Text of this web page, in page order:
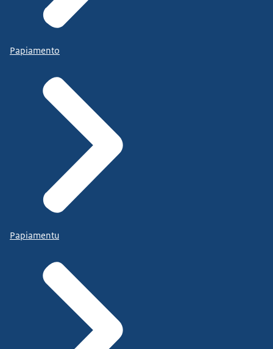
Papiamento
Papiamentu